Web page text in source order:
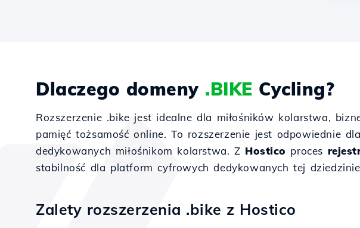
Dlaczego domeny .BIKE Cycling?
Rozszerzenie .bike jest idealne dla miłośników kolarstwa,
pamięć tożsamość online. To rozszerzenie jest odpowiednie
dedykowanych miłośnikom kolarstwa. Z Hostico proces
stabilność dla platform cyfrowych dedykowanych tej
Zalety rozszerzenia .bike z Hostico